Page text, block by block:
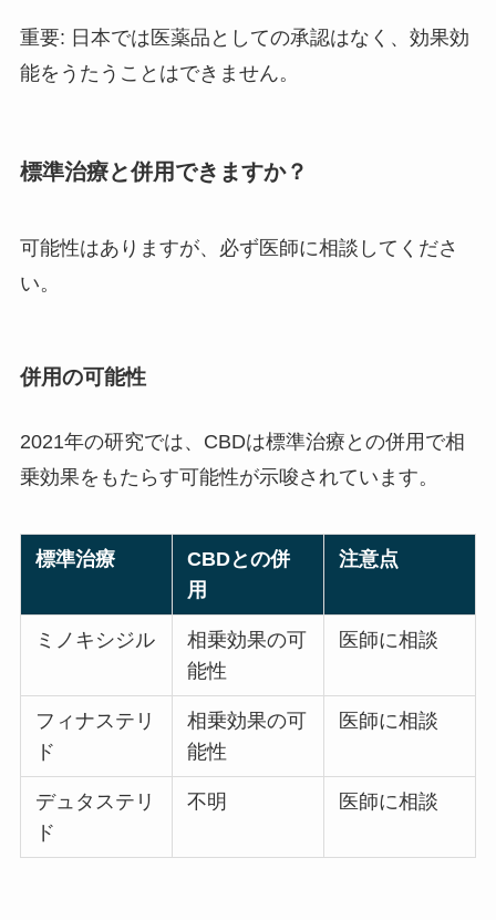
重要: 日本では医薬品としての承認はなく、効果効
能をうたうことはできません。
標準治療と併用できますか？
可能性はありますが、必ず医師に相談してくださ
い。
併用の可能性
2021年の研究では、CBDは標準治療との併用で相
乗効果をもたらす可能性が示唆されています。
標準治療
CBDとの併
用
注意点
ミノキシジル
相乗効果の可
能性
医師に相談
フィナステリ
ド
相乗効果の可
能性
医師に相談
デュタステリ
ド
不明 医師に相談